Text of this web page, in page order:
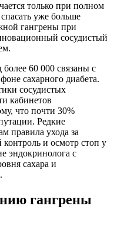
только при полном
уже больше
гангрены при
сосудистый
60 000 связаны с
сахарного диабета.
сосудистых
кабинетов
что почти 30%
Редкие
правила ухода за
и осмотр стоп у
эндокринолога с
сахара и
гангрены